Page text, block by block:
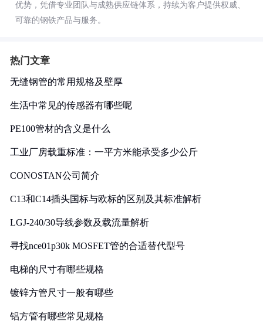
优势，凭借专业团队与成熟供应链体系，持续为客户提供权威、
可靠的钢铁产品与服务。
热门文章
无缝钢管的常用规格及壁厚
生活中常见的传感器有哪些呢
PE100管材的含义是什么
工业厂房载重标准：一平方米能承受多少公斤
CONOSTAN公司简介
C13和C14插头国标与欧标的区别及其标准解析
LGJ-240/30导线参数及载流量解析
寻找nce01p30k MOSFET管的合适替代型号
电梯的尺寸有哪些规格
镀锌方管尺寸一般有哪些
铝方管有哪些常见规格